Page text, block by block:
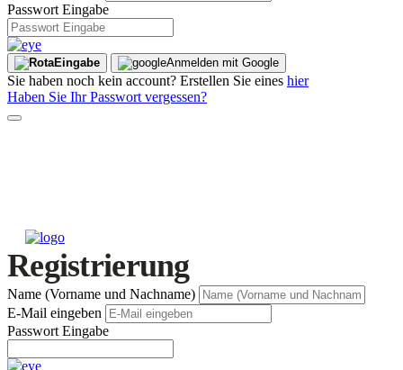
Passwort Eingabe
Eingabe Anmelden mit Google
Sie haben noch kein account? Erstellen Sie eines hier
Haben Sie Ihr Passwort vergessen?
Registrierung
Name (Vorname und Nachname)
E-Mail eingeben
Passwort Eingabe